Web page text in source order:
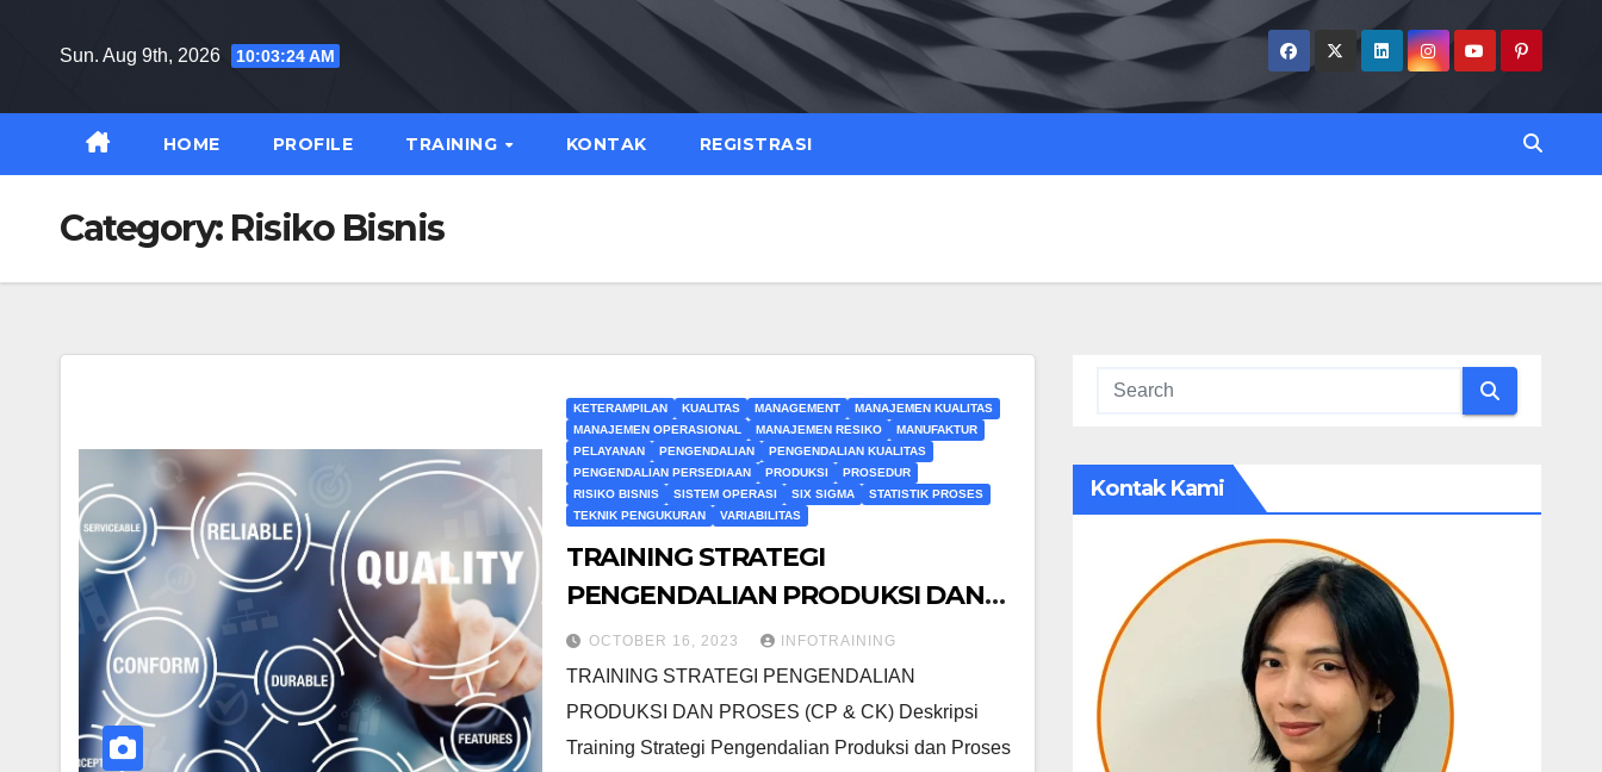
Sun. Aug 9th, 2026 10:03:25 AM
HOME PROFILE TRAINING KONTAK REGISTRASI
Category: Risiko Bisnis
KETERAMPILAN KUALITAS MANAGEMENT
MANAJEMEN KUALITAS
MANAJEMEN OPERASIONAL
MANAJEMEN RESIKO
MANUFAKTUR
PELAYANAN
PENGENDALIAN
PENGENDALIAN KUALITAS
PENGENDALIAN PERSEDIAAN
PRODUKSI
PROSEDUR
RISIKO BISNIS
SISTEM OPERASI SIX SIGMA
STATISTIK PROSES
TEKNIK PENGUKURAN
VARIABILITAS
TRAINING STRATEGI
PENGENDALIAN PRODUKSI DAN
PROSES (CP & CK)
OCTOBER 16, 2023 INFOTRAINING
TRAINING STRATEGI PENGENDALIAN
PRODUKSI DAN PROSES (CP & CK) Deskripsi
Training Strategi Pengendalian Produksi dan Proses
Kontak Kami